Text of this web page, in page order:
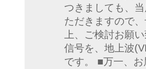
つきましても、
ただきますので
上、ご検討お願
信号を、地上波
です。 ■万一、